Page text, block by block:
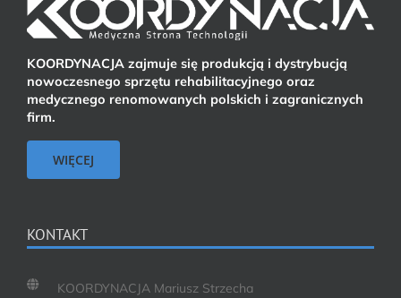
KOORDYNACJA zajmuje się produkcją i dystrybucją
nowoczesnego sprzętu rehabilitacyjnego oraz
medycznego renomowanych polskich i zagranicznych
firm.
WIĘCEJ
KONTAKT
KOORDYNACJA Mariusz Strzecha